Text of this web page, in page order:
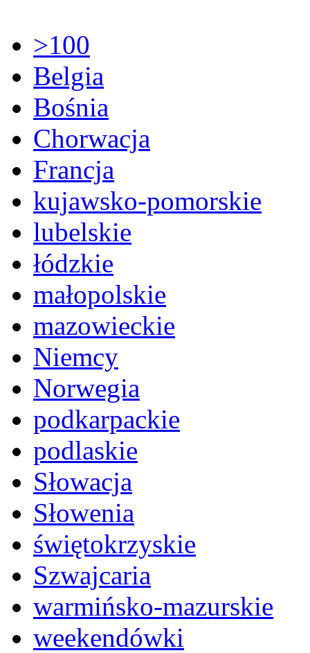
>100
Belgia
Bośnia
Chorwacja
Francja
kujawsko-pomorskie
lubelskie
łódzkie
małopolskie
mazowieckie
Niemcy
Norwegia
podkarpackie
podlaskie
Słowacja
Słowenia
świętokrzyskie
Szwajcaria
warmińsko-mazurskie
weekendówki